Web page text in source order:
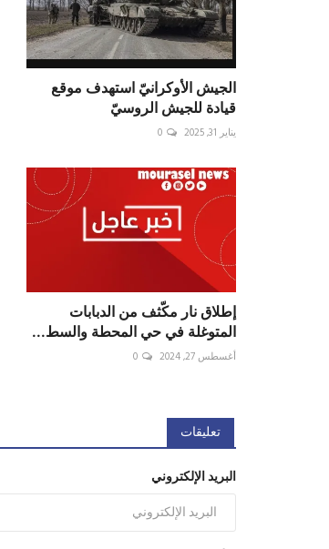
الجيش الأوكرانيّ استهدف موقع
قيادة للجيش الروسيّ
يناير 31, 2025 0
إطلاق نار مكّثف من الدبابات
المتوغلة في حي المحطة والسط...
أغسطس 27, 2024 0
تعليقات
البريد الإلكتروني